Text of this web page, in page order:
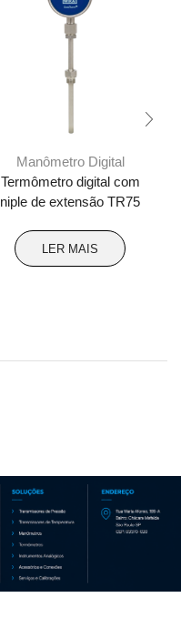
Manômetro Digital
Termômetro digital com
niple de extensão TR75
LER MAIS